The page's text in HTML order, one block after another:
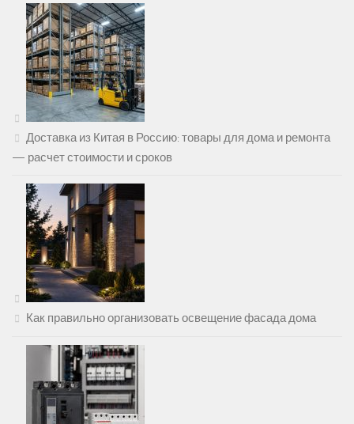
Доставка из Китая в Россию: товары для дома и ремонта
— расчет стоимости и сроков
Как правильно организовать освещение фасада дома